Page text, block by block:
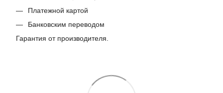
Платежной картой
Банковским переводом
Гарантия от производителя.